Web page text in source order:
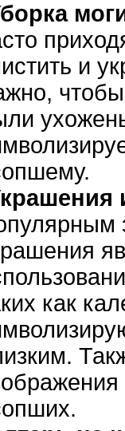
и
как